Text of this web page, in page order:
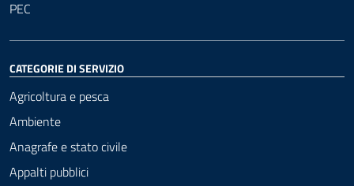
PEC
CATEGORIE DI SERVIZIO
Agricoltura e pesca
Ambiente
Anagrafe e stato civile
Appalti pubblici